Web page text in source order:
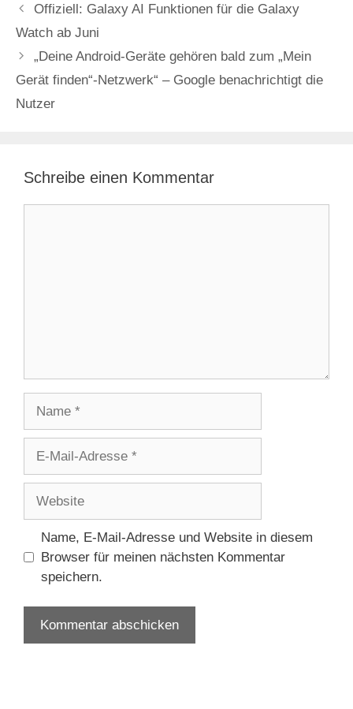
Offiziell: Galaxy AI Funktionen für die Galaxy
Watch ab Juni
„Deine Android-Geräte gehören bald zum „Mein
Gerät finden“-Netzwerk“ – Google benachrichtigt die
Nutzer
Schreibe einen Kommentar
Adresse
Name, E-Mail-Adresse und Website in diesem
Browser für meinen nächsten Kommentar
speichern.